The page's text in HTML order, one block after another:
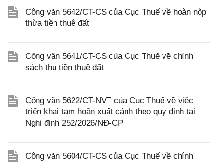
Công văn 5642/CT-CS của Cục Thuế về hoàn nộp
thừa tiền thuê đất
Công văn 5641/CT-CS của Cục Thuế về chính
sách thu tiền thuê đất
Công văn 5622/CT-NVT của Cục Thuế về việc
triển khai tạm hoãn xuất cảnh theo quy định tại
Nghị định 252/2026/NĐ-CP
Công văn 5604/CT-CS của Cục Thuế về chính